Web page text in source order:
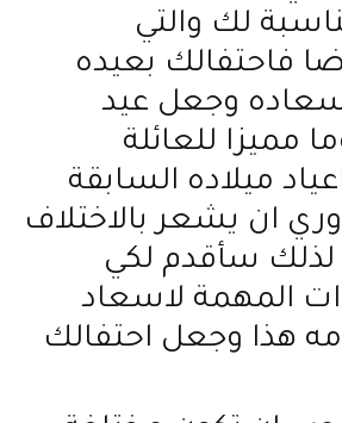
لك والتي
فاحتفالك بعيده
وجعل عيد
مميزا للعائلة
ميلاده السابقة
ان يشعر بالاختلاف
لذلك سأقدم لكي
المهمة لاسعاد
هذا وجعل احتفالك